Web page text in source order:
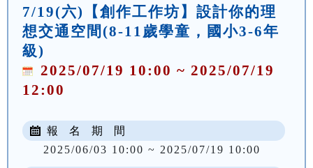
7/19(六)【創作工作坊】設計你的理
想交通空間(8-11歲學童，國小3-6年
級)
2025/07/19 10:00 ~ 2025/07/19
12:00
報 名 期 間
2025/06/03 10:00 ~ 2025/07/19 10:00